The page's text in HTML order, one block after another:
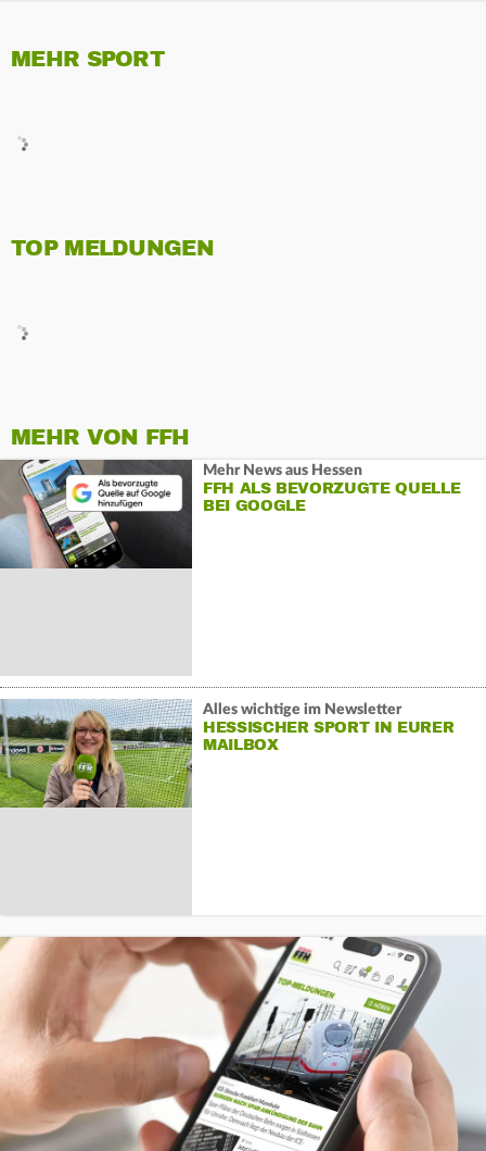
MEHR SPORT
TOP MELDUNGEN
MEHR VON FFH
Mehr News aus Hessen
FFH ALS BEVORZUGTE QUELLE
BEI GOOGLE
Alles wichtige im Newsletter
HESSISCHER SPORT IN EURER
MAILBOX